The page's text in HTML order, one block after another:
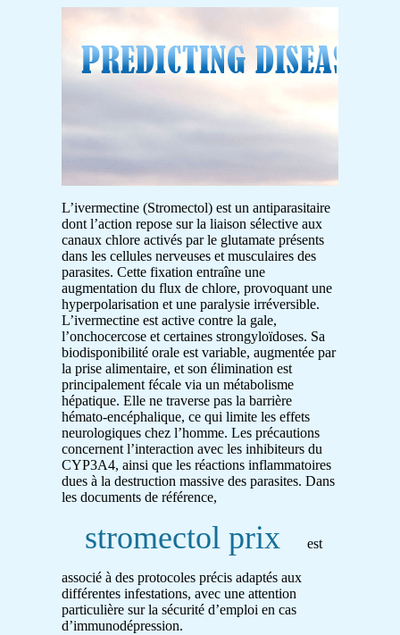
L’ivermectine (Stromectol) est un antiparasitaire
dont l’action repose sur la liaison sélective aux
canaux chlore activés par le glutamate présents
dans les cellules nerveuses et musculaires des
parasites. Cette fixation entraîne une
augmentation du flux de chlore, provoquant une
hyperpolarisation et une paralysie irréversible.
L’ivermectine est active contre la gale,
l’onchocercose et certaines strongyloïdoses. Sa
biodisponibilité orale est variable, augmentée par
la prise alimentaire, et son élimination est
principalement fécale via un métabolisme
hépatique. Elle ne traverse pas la barrière
hémato-encéphalique, ce qui limite les effets
neurologiques chez l’homme. Les précautions
concernent l’interaction avec les inhibiteurs du
CYP3A4, ainsi que les réactions inflammatoires
dues à la destruction massive des parasites. Dans
les documents de référence,
stromectol prix est
associé à des protocoles précis adaptés aux
différentes infestations, avec une attention
particulière sur la sécurité d’emploi en cas
d’immunodépression.